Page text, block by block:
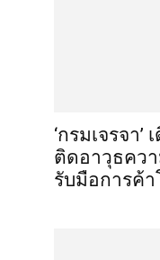
‘กรมเจรจา
ติดอาวุธควา
รับมือการค้า